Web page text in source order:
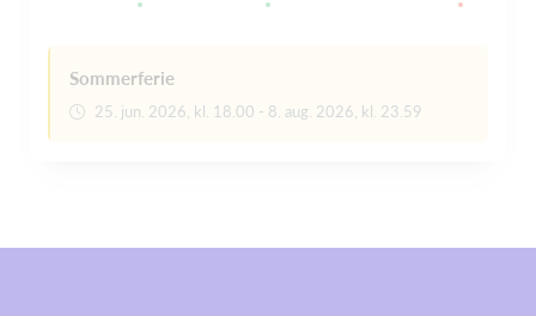
Sommerferie
25. jun. 2026, kl. 18.00 - 8. aug. 2026, kl. 23.59